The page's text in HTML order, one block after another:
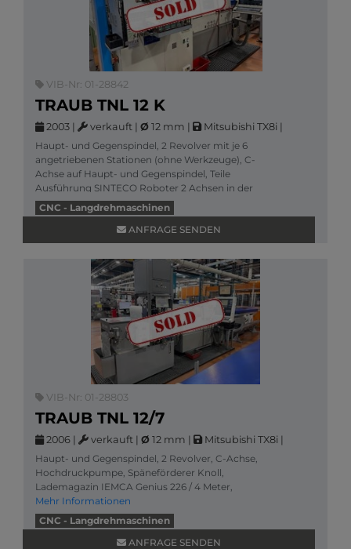
VIB-Nr: 01-28842
TRAUB TNL 12 K
2003 | verkauft | Ø 12 mm | Mitsubishi TX8i |
Haupt- und Gegenspindel, 2 Revolver mit je 6
angetriebenen Stationen (ohne Werkzeuge), C-
Achse auf Haupt- und Gegenspindel, Teile
Ausführung SINTECO Roboter 2 Achsen in der
Gegenspindel, Hochdruck, S
Mehr Informationen
CNC - Langdrehmaschinen
ANFRAGE SENDEN
VIB-Nr: 01-28803
TRAUB TNL 12/7
2006 | verkauft | Ø 12 mm | Mitsubishi TX8i |
Haupt- und Gegenspindel, 2 Revolver, C-Achse,
Hochdruckpumpe, Späneförderer Knoll,
Lademagazin IEMCA Genius 226 / 4 Meter,
Mehr Informationen
CNC - Langdrehmaschinen
ANFRAGE SENDEN